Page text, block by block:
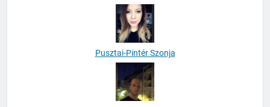
Pusztai-Pintér Szonja